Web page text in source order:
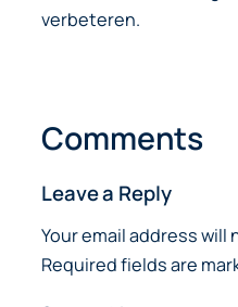
verbeteren.
Comments
Leave a Reply
Your email address will
Required fields are